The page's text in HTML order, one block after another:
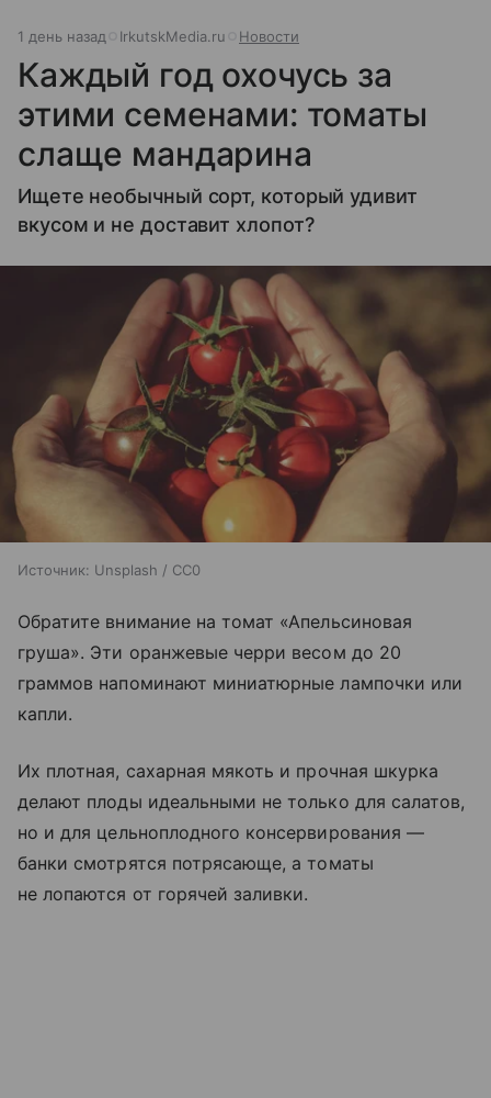
1 день назад IrkutskMedia.ru Новости
Каждый год охочусь за
этими семенами: томаты
слаще мандарина
Ищете необычный сорт, который удивит
вкусом и не доставит хлопот?
Источник: Unsplash / CC0
Обратите внимание на томат «Апельсиновая
груша». Эти оранжевые черри весом до 20
граммов напоминают миниатюрные лампочки или
капли.
Их плотная, сахарная мякоть и прочная шкурка
делают плоды идеальными не только для салатов,
но и для цельноплодного консервирования —
банки смотрятся потрясающе, а томаты
не лопаются от горячей заливки.